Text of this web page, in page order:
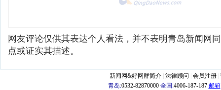
网友评论仅供其表达个人看法，并不表明青岛新闻网
点或证实其描述。